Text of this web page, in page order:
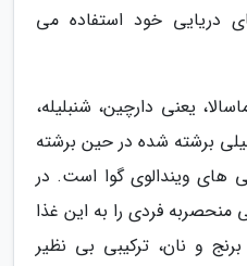
خود استفاده می
یعنی دارچین، شنبلیله،
برشته شده در حین برشته
های ویندالوی گوا است. در
منحصربه فردی را به این غذا
برنج و نان، ترکیبی بی نظیر